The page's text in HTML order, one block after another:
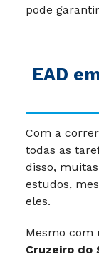
pode
EAD
Com a
todas as
disso,
estudos,
eles.
Mesmo com
Cruzeiro do